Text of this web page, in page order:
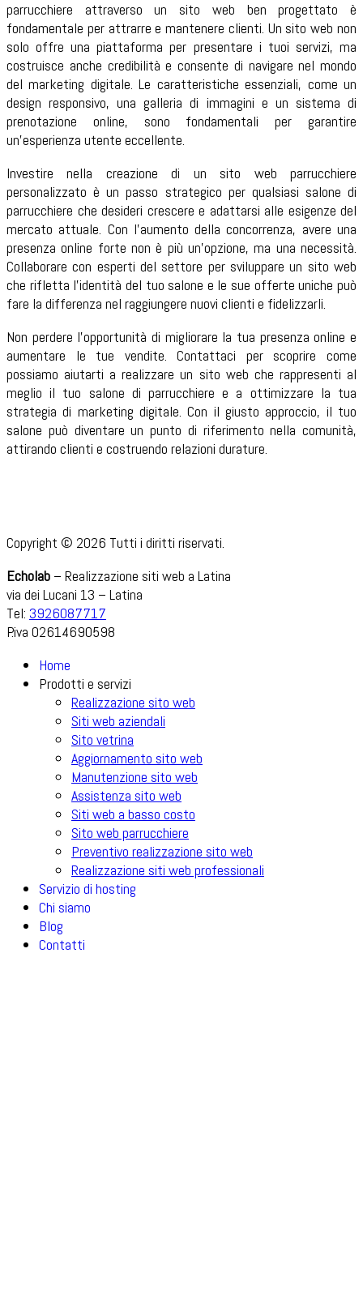
parrucchiere attraverso un sito web ben progettato è
fondamentale per attrarre e mantenere clienti. Un sito web non
solo offre una piattaforma per presentare i tuoi servizi, ma
costruisce anche credibilità e consente di navigare nel mondo
del marketing digitale. Le caratteristiche essenziali, come un
design responsivo, una galleria di immagini e un sistema di
prenotazione online, sono fondamentali per garantire
un'esperienza utente eccellente.
Investire nella creazione di un sito web parrucchiere
personalizzato è un passo strategico per qualsiasi salone di
parrucchiere che desideri crescere e adattarsi alle esigenze del
mercato attuale. Con l'aumento della concorrenza, avere una
presenza online forte non è più un'opzione, ma una necessità.
Collaborare con esperti del settore per sviluppare un sito web
che rifletta l'identità del tuo salone e le sue offerte uniche può
fare la differenza nel raggiungere nuovi clienti e fidelizzarli.
Non perdere l'opportunità di migliorare la tua presenza online e
aumentare le tue vendite. Contattaci per scoprire come
possiamo aiutarti a realizzare un sito web che rappresenti al
meglio il tuo salone di parrucchiere e a ottimizzare la tua
strategia di marketing digitale. Con il giusto approccio, il tuo
salone può diventare un punto di riferimento nella comunità,
attirando clienti e costruendo relazioni durature.
Copyright © 2026 Tutti i diritti riservati.
Echolab – Realizzazione siti web a Latina
via dei Lucani 13 – Latina
Tel: 3926087717
P.iva 02614690598
Home
Prodotti e servizi
Realizzazione sito web
Siti web aziendali
Sito vetrina
Aggiornamento sito web
Manutenzione sito web
Assistenza sito web
Siti web a basso costo
Sito web parrucchiere
Preventivo realizzazione sito web
Realizzazione siti web professionali
Servizio di hosting
Chi siamo
Blog
Contatti